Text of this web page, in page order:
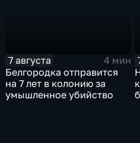
7 августа
4 мин
Белгородка отправится
на 7 лет в колонию за
умышленное убийство